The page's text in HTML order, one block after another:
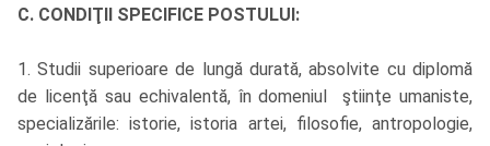
C. CONDIŢII SPECIFICE POSTULUI:
1. Studii superioare de lungă durată, absolvite cu diplomă
de licenţă sau echivalentă, în domeniul ştiinţe umaniste,
specializările: istorie, istoria artei, filosofie, antropologie,